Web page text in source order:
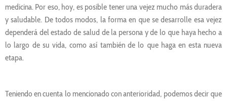
medicina. Por eso, hoy, es posible tener una vejez mucho más duradera
y saludable. De todos modos, la forma en que se desarrolle esa vejez
dependerá del estado de salud de la persona y de lo que haya hecho a
lo largo de su vida, como así también de lo que haga en esta nueva
etapa.
Teniendo en cuenta lo mencionado con anterioridad, podemos decir que